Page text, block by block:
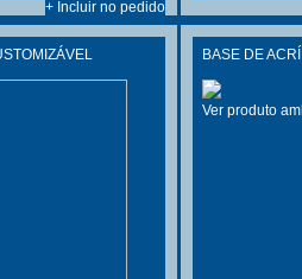
+ Incluir no pedido
BASE DE
Ver produto